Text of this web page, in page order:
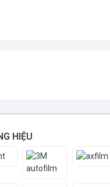
HIỆU